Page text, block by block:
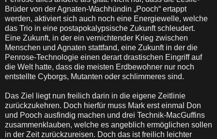
Brüder von der Agnaten-Wachhündin „Pooch“ ertappt
werden, aktiviert sich auch noch eine Energiewelle, welche
das Trio in eine postapokalypsische Zukunft schleudert.
Eine Zukunft, in der ein vernichtender Krieg zwischen
Menschen und Agnaten stattfand, eine Zukunft in der die
Penrose-Technologie einen derart drastischen Eingriff auf
die Welt hatte, dass die meisten Erdbewohner nur noch
entstellte Cyborgs, Mutanten oder schlimmeres sind.
Das Ziel liegt nun freilich darin in die eigene Zeitlinie
zurückzukehren. Doch hierfür muss Mark erst einmal Don
und Pooch ausfindig machen und drei Technik-MacGuffins
zusammenklauben, welche es angeblich ermöglichen sollen
in der Zeit zurückzureisen. Doch das ist freilich leichter